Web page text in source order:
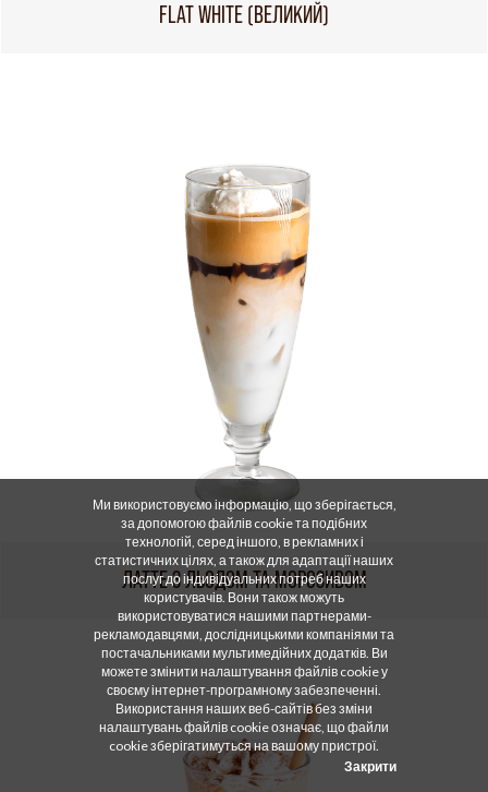
FLAT WHITE (ВЕЛИКИЙ)
ЛАТТЕ З ЛЬОДОМ ТА МОРОЗИВОМ
Ми використовуємо інформацію, що зберігається,
за допомогою файлів cookie та подібних
технологій, серед іншого, в рекламних і
статистичних цілях, а також для адаптації наших
послуг до індивідуальних потреб наших
користувачів. Вони також можуть
використовуватися нашими партнерами-
рекламодавцями, дослідницькими компаніями та
постачальниками мультимедійних додатків. Ви
можете змінити налаштування файлів cookie у
своєму інтернет-програмному забезпеченні.
Використання наших веб-сайтів без зміни
налаштувань файлів cookie означає, що файли
cookie зберігатимуться на вашому пристрої.
Закрити